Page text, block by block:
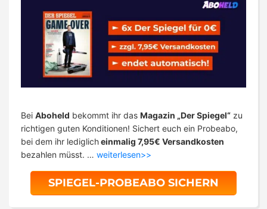
Bei Aboheld bekommt ihr das Magazin „Der Spiegel“ zu
richtigen guten Konditionen! Sichert euch ein Probeabo,
bei dem ihr lediglicheinmalig 7,95€ Versandkosten
bezahlen müsst. … weiterlesen>>
SPIEGEL-PROBEABO SICHERN